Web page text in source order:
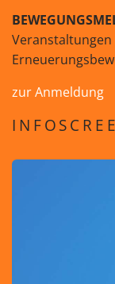
zur Anmeldung